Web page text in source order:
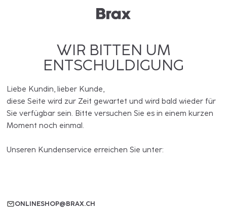
WIR BITTEN UM
ENTSCHULDIGUNG
Liebe Kundin, lieber Kunde,
diese Seite wird zur Zeit gewartet und wird bald wieder für
Sie verfügbar sein. Bitte versuchen Sie es in einem kurzen
Moment noch einmal.
Unseren Kundenservice erreichen Sie unter:
ONLINESHOP@BRAX.CH